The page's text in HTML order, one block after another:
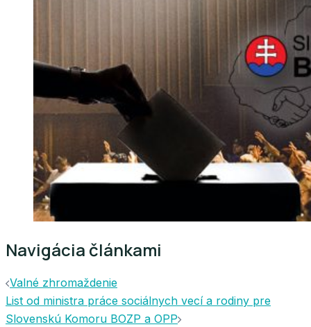
Navigácia článkami
Valné zhromaždenie
List od ministra práce sociálnych vecí a rodiny pre
Slovenskú Komoru BOZP a OPP